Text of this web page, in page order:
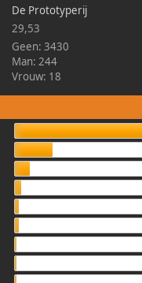
De Prototyperij
29,53
Geen: 3430
Man: 244
Vrouw: 18